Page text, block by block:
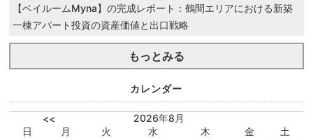
【ベイルームMyna】の完成レポート：鶴間エリアにおける新築
一棟アパート投資の資産価値と出口戦略
もっとみる
カレンダー
<<
2026年8月
日
月 火 水 木 金
土